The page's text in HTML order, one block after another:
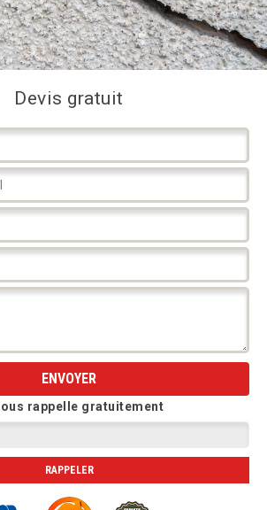
Devis gratuit
rappelle gratuitement